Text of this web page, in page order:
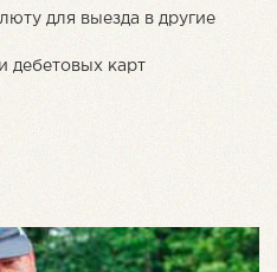
для выезда в другие
дебетовых карт